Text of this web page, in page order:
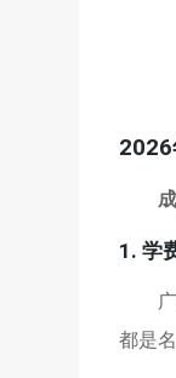
2026
1. 学
都是